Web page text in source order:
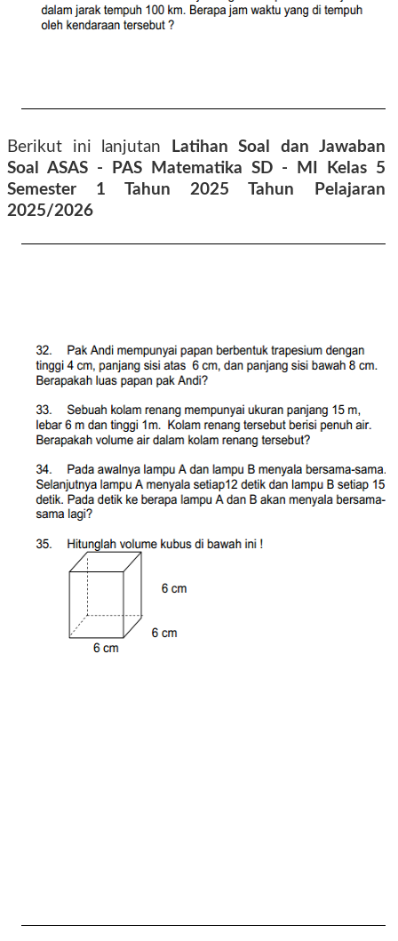
Berikut ini lanjutan
Latihan Soal dan Jawaban
Soal ASAS - PAS Matematika SD - MI Kelas 5
Semester 1 Tahun 2025 Tahun Pelajaran
2025/2026